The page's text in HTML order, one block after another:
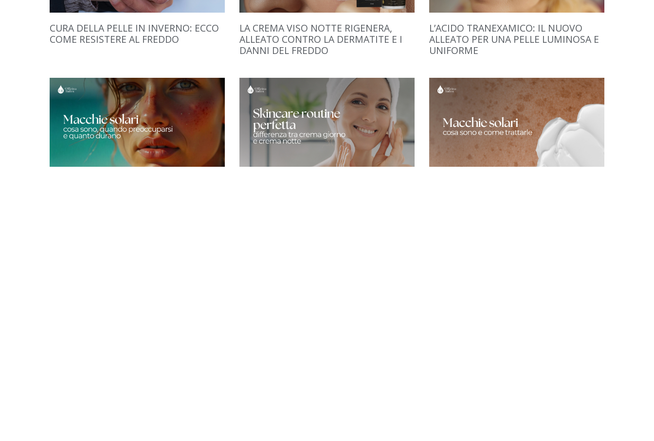
CURA DELLA PELLE IN INVERNO: ECCO
COME RESISTERE AL FREDDO
LA CREMA VISO NOTTE RIGENERA,
ALLEATO CONTRO LA DERMATITE E I
DANNI DEL FREDDO
L’ACIDO TRANEXAMICO: IL NUOVO
ALLEATO PER UNA PELLE LUMINOSA E
UNIFORME